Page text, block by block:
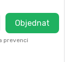
Objednat
prevenci